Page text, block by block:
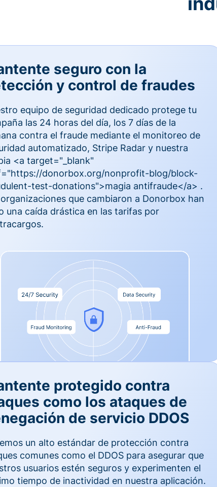
seguro con la
y control de fraudes
equipo de seguridad dedicado protege tu
las 24 horas del día, los 7 días de la
contra el fraude mediante el monitoreo de
automatizado, Stripe Radar y nuestra
<a target="_blank"
donorbox.org/nonprofit-blog/block-
test-donations">magia antifraude</a> .
que cambiaron a Donorbox han
una caída drástica en las tarifas por
protegido contra
como los ataques de
de servicio DDOS
un alto estándar de protección contra
comunes como el DDOS para asegurar que
usuarios estén seguros y experimenten el
tiempo de inactividad en nuestra aplicación.